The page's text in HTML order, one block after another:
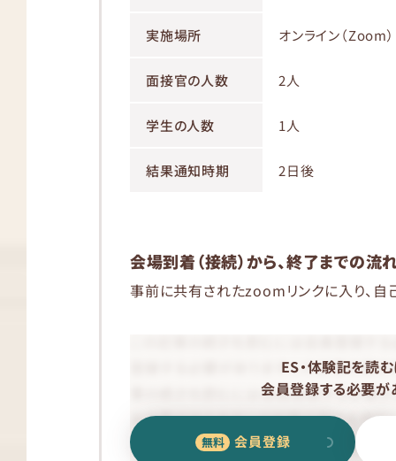
実施場所 オンライン（Zoom）
面接官の人数 2人
学生の人数 1人
結果通知時期 2日後
会場到着（接続）から、終了までの流
事前に共有されたzoomリンクに入り、自
ES・体験記を読む
会員登録する必要が
会員登録